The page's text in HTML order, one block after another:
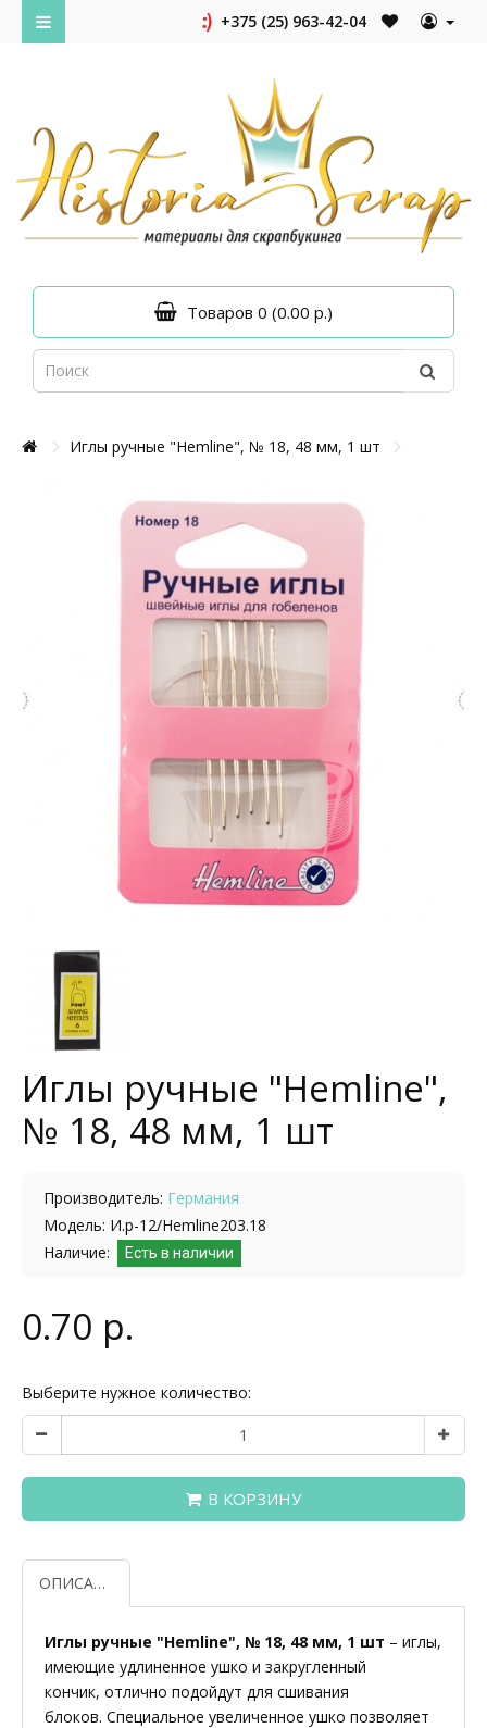
+375 (25) 963-42-04
Товаров 0 (0.00 р.)
Иглы ручные "Hemline", № 18, 48 мм, 1 шт
Иглы ручные "Hemline",
№ 18, 48 мм, 1 шт
Производитель: Германия
Модель: И.р-12/Hemline203.18
Наличие:
Есть в наличии
0.70 р.
Выберите нужное количество:
В КОРЗИНУ
ОПИСАНИЕ
Иглы ручные "Hemline", № 18, 48 мм, 1 шт – иглы,
имеющие удлиненное ушко и закругленный
кончик, отлично подойдут для сшивания
блоков. Специальное увеличенное ушко позволяет